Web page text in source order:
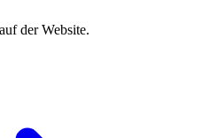
der Website.